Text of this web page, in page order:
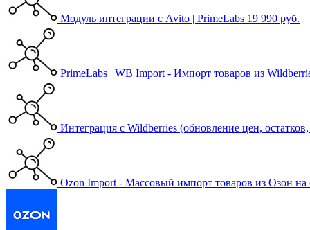
Модуль интеграции с Avito | PrimeLabs 19 990 руб.
PrimeLabs | WB Import - Импорт товаров из
Интеграция с Wildberries (обновление цен,
Ozon Import - Массовый импорт товаров из Озон на